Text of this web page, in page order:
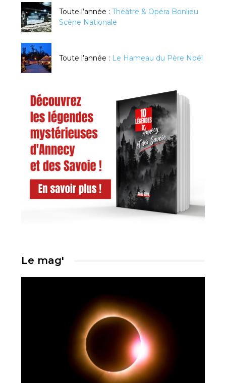
Toute l’année : Théâtre & Opéra Bonlieu
Scène Nationale
Toute l’année : Le Hameau du Père Noël
Le mag'